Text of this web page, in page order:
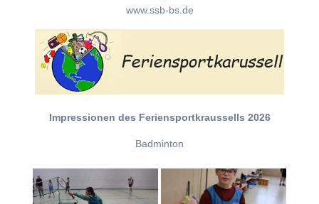
www.ssb-bs.de
Impressionen des Feriensportkraussells 2026
Badminton